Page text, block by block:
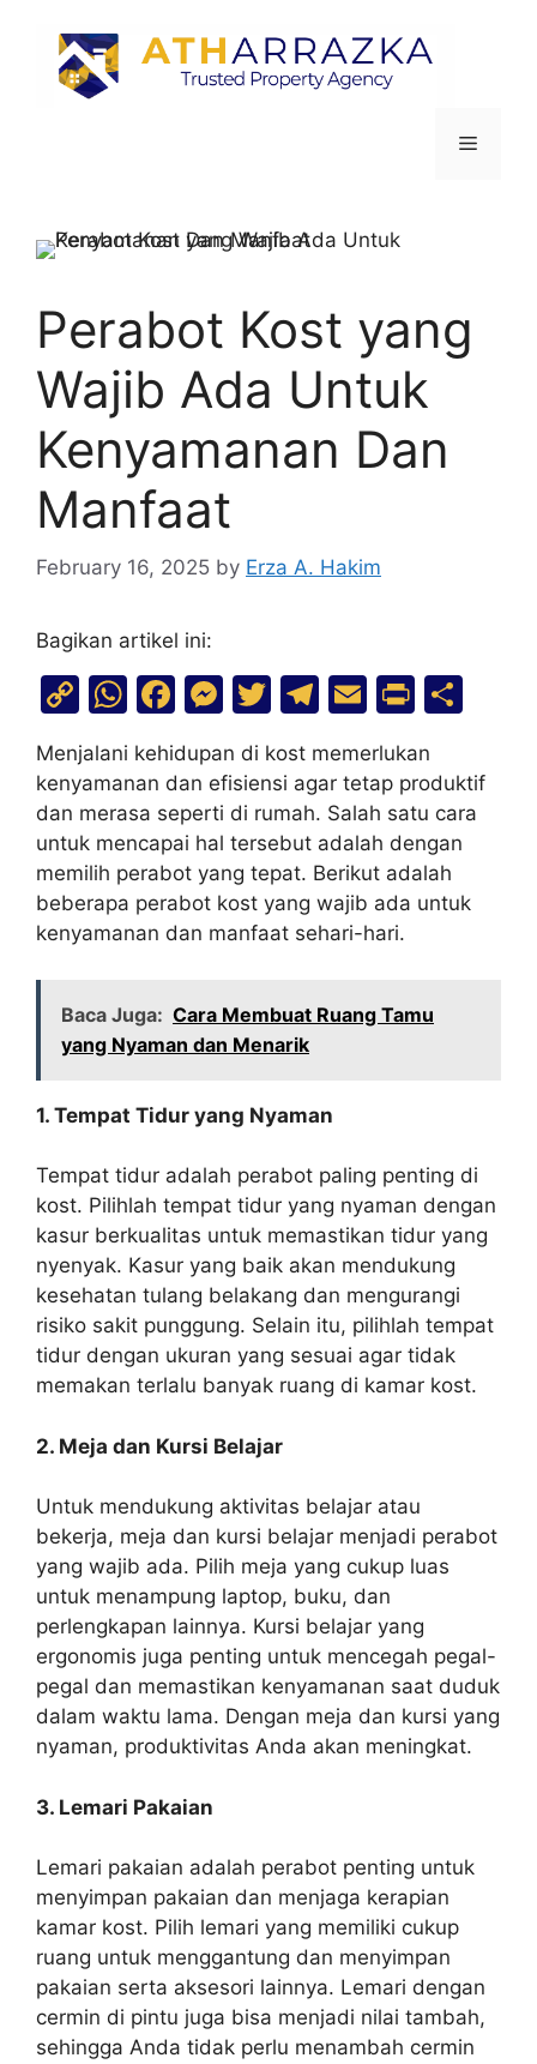
Perabot Kost yang
Wajib Ada Untuk
Kenyamanan Dan
Manfaat
February 16, 2025 by Erza A. Hakim
Bagikan artikel ini:
C
o
p
y
Li
n
k
W
h
at
s
A
p
p
F
a
c
e
b
o
o
M
s
s
e
n
g
T
itt
er
T
e
gr
a
m
E
m
ai
l
Pr
t
ar
e
Menjalani kehidupan di kost memerlukan
kenyamanan dan efisiensi agar tetap produktif
dan merasa seperti di rumah. Salah satu cara
untuk mencapai hal tersebut adalah dengan
memilih perabot yang tepat. Berikut adalah
beberapa perabot kost yang wajib ada untuk
kenyamanan dan manfaat sehari-hari.
Baca Juga: Cara Membuat Ruang Tamu
yang Nyaman dan Menarik
1. Tempat Tidur yang Nyaman
Tempat tidur adalah perabot paling penting di
kost. Pilihlah tempat tidur yang nyaman dengan
kasur berkualitas untuk memastikan tidur yang
nyenyak. Kasur yang baik akan mendukung
kesehatan tulang belakang dan mengurangi
risiko sakit punggung. Selain itu, pilihlah tempat
tidur dengan ukuran yang sesuai agar tidak
memakan terlalu banyak ruang di kamar kost.
2. Meja dan Kursi Belajar
Untuk mendukung aktivitas belajar atau
bekerja, meja dan kursi belajar menjadi perabot
yang wajib ada. Pilih meja yang cukup luas
untuk menampung laptop, buku, dan
perlengkapan lainnya. Kursi belajar yang
ergonomis juga penting untuk mencegah pegal-
pegal dan memastikan kenyamanan saat duduk
dalam waktu lama. Dengan meja dan kursi yang
nyaman, produktivitas Anda akan meningkat.
3. Lemari Pakaian
Lemari pakaian adalah perabot penting untuk
menyimpan pakaian dan menjaga kerapian
kamar kost. Pilih lemari yang memiliki cukup
ruang untuk menggantung dan menyimpan
pakaian serta aksesori lainnya. Lemari dengan
cermin di pintu juga bisa menjadi nilai tambah,
sehingga Anda tidak perlu menambah cermin